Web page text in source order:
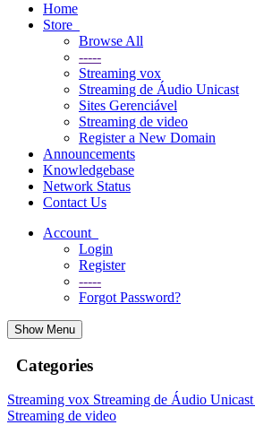
Home
Store
Browse All
-----
Streaming vox
Streaming de Áudio Unicast
Sites Gerenciável
Streaming de video
Register a New Domain
Announcements
Knowledgebase
Network Status
Contact Us
Account
Login
Register
-----
Forgot Password?
Show Menu
Categories
Streaming vox Streaming de Áudio Unicast
Streaming de video